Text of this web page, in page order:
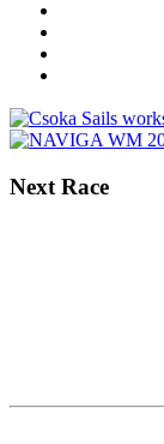
Next Race